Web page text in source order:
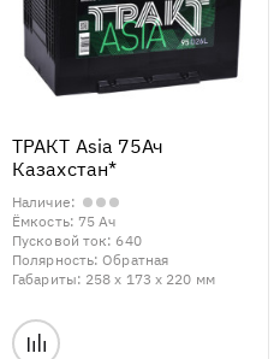
ТРАКТ Asia 75Ач
Казахстан*
Наличие:
Ёмкость: 75 Ач
Пусковой ток: 640
Полярность:Обратная
Габариты: 258 x 173 x 220 мм